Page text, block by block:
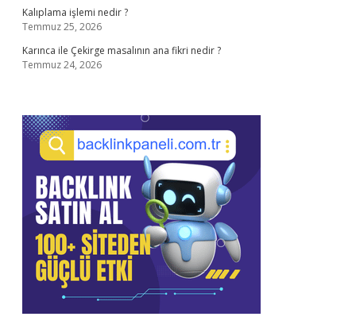
Kalıplama işlemi nedir ?
Temmuz 25, 2026
Karınca ile Çekirge masalının ana fikri nedir ?
Temmuz 24, 2026